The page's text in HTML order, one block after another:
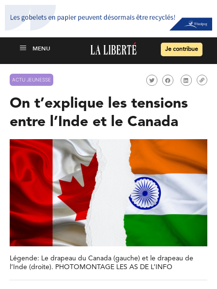
Je contribue
ACTU JEUNESSE
On t’explique les tensions
entre l’Inde et le Canada
Légende: Le drapeau du Canada (gauche) et le drapeau de
l’Inde (droite). PHOTOMONTAGE LES AS DE L’INFO